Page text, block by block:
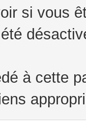
si vous
à cette